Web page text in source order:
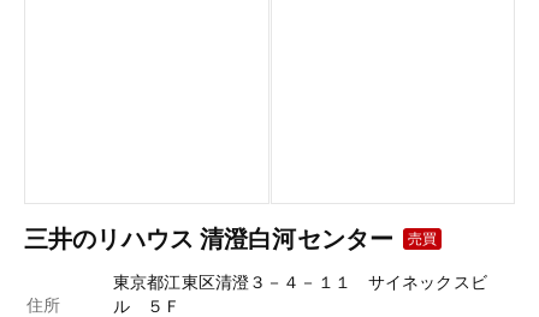
三井のリハウス 清澄白河センター 売買
住所
東京都江東区清澄３－４－１１ サイネックスビ
ル ５Ｆ